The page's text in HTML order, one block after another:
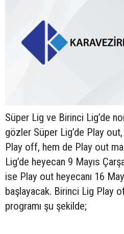
Süper Lig ve Birinci Lig’de
gözler Süper Lig’de Play
Play off, hem de Play out
Lig’de heyecan 9 Mayıs
ise Play out heyecanı 16
başlayacak. Birinci Lig Play
programı şu şekilde;